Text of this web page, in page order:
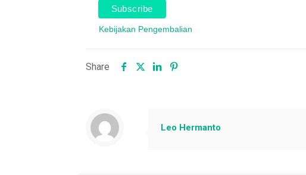
Kebijakan Pengembalian
Share
Leo Hermanto